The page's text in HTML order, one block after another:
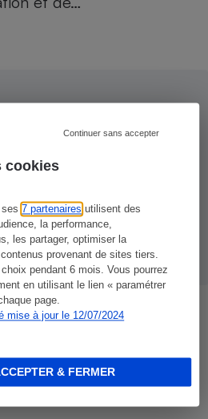
cookies
ses7 partenaires utilisent des
la performance,
les partager, optimiser la
provenant de sites tiers.
pendant 6 mois. Vous pourrez
en utilisant le lien « paramétrer
page.
mise à jour le 12/07/2024
Continuer sans accepter
& FERMER
interdiction générale
de loi bannissant
contenant alimentaire, le